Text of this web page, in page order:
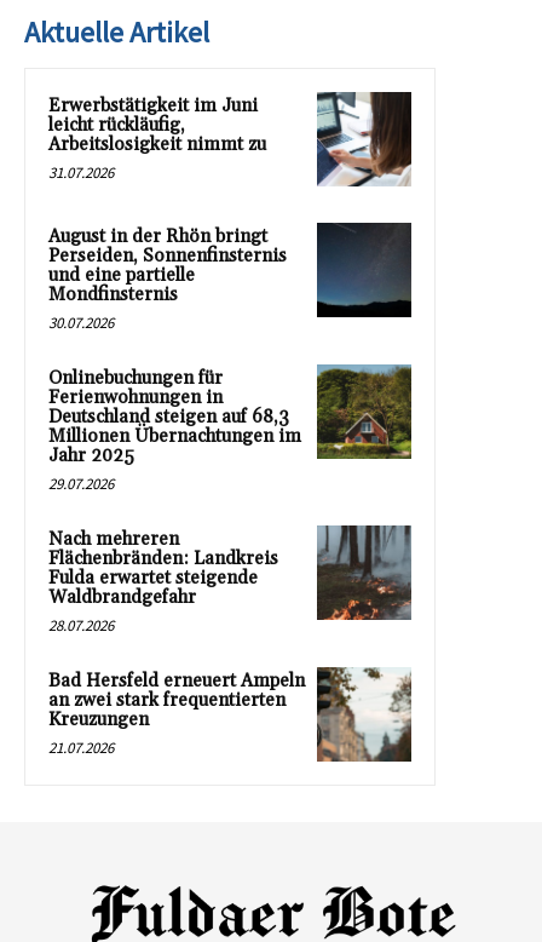
Aktuelle Artikel
Erwerbstätigkeit im Juni
leicht rückläufig,
Arbeitslosigkeit nimmt zu
31.07.2026
August in der Rhön bringt
Perseiden, Sonnenfinsternis
und eine partielle
Mondfinsternis
30.07.2026
Onlinebuchungen für
Ferienwohnungen in
Deutschland steigen auf 68,3
Millionen Übernachtungen im
Jahr 2025
29.07.2026
Nach mehreren
Flächenbränden: Landkreis
Fulda erwartet steigende
Waldbrandgefahr
28.07.2026
Bad Hersfeld erneuert Ampeln
an zwei stark frequentierten
Kreuzungen
21.07.2026